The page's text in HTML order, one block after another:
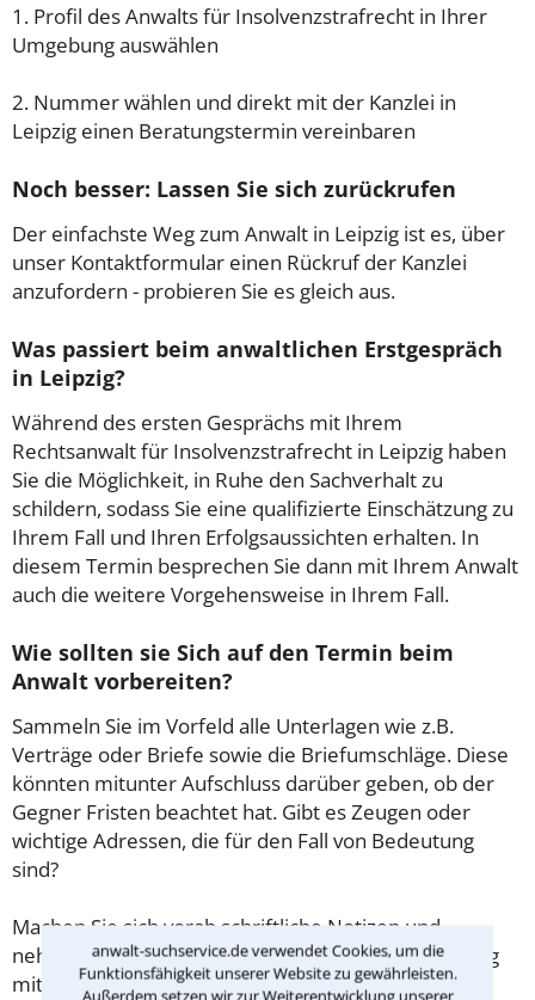
anwalt-suchservice.de verwendet Cookies, um die
Funktionsfähigkeit unserer Website zu gewährleisten.
1. Profil des Anwalts für Insolvenzstrafrecht in Ihrer
Umgebung auswählen
2. Nummer wählen und direkt mit der Kanzlei in
Leipzig einen Beratungstermin vereinbaren
Noch besser: Lassen Sie sich zurückrufen
Der einfachste Weg zum Anwalt in Leipzig ist es, über
unser Kontaktformular einen Rückruf der Kanzlei
anzufordern - probieren Sie es gleich aus.
Was passiert beim anwaltlichen Erstgespräch
in Leipzig?
Während des ersten Gesprächs mit Ihrem
Rechtsanwalt für Insolvenzstrafrecht in Leipzig haben
Sie die Möglichkeit, in Ruhe den Sachverhalt zu
schildern, sodass Sie eine qualifizierte Einschätzung zu
Ihrem Fall und Ihren Erfolgsaussichten erhalten. In
diesem Termin besprechen Sie dann mit Ihrem Anwalt
auch die weitere Vorgehensweise in Ihrem Fall.
Wie sollten sie Sich auf den Termin beim
Anwalt vorbereiten?
Sammeln Sie im Vorfeld alle Unterlagen wie z.B.
Verträge oder Briefe sowie die Briefumschläge. Diese
könnten mitunter Aufschluss darüber geben, ob der
Gegner Fristen beachtet hat. Gibt es Zeugen oder
wichtige Adressen, die für den Fall von Bedeutung
sind?
Machen Sie sich vorab schriftliche Notizen und
nehmen Sie diese zum Beratungsgespräch in Leipzig
mit.